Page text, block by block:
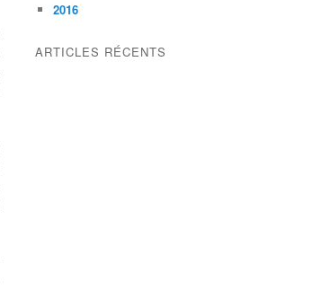
2016
ARTICLES RÉCENTS